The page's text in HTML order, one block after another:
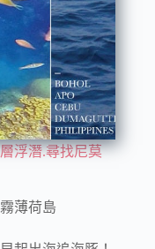
浮潛.尋找尼莫
薄荷島